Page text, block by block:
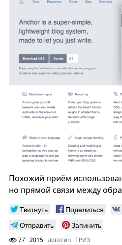
Похожий приём
но прямой связи между
Твитнуть Поделиться
Отправить
Запинить
77 2015 логотип ТРИЗ